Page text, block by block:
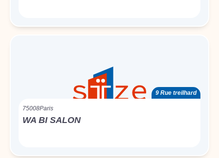
9 Rue treilhard
75008Paris
WA BI SALON